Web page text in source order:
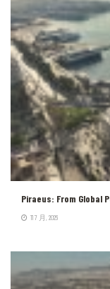
Piraeus: From
11 7 月, 2026